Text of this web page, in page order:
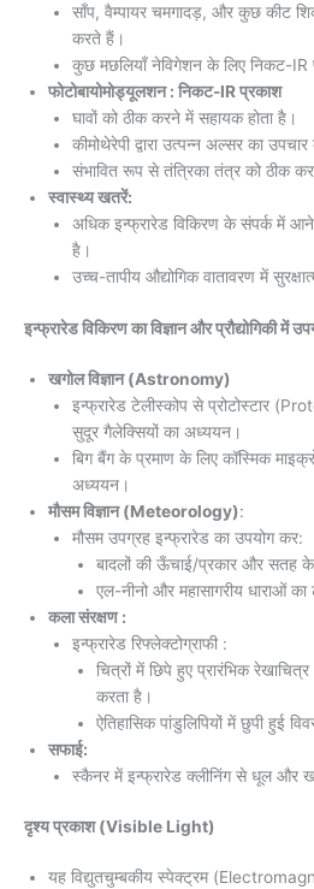
साँप, वैम्पायर चमगादड़, और कुछ कीट
करते हैं।
कुछ मछलियाँ नेविगेशन के लिए निकट-IR
फोटोबायोमोड्यूलशन : निकट-IR प्रकाश
घावों को ठीक करने में सहायक होता है।
कीमोथेरेपी द्वारा उत्पन्न अल्सर का
संभावित रूप से तंत्रिका तंत्र को ठीक
स्वास्थ्य खतरें:
अधिक इन्फ्रारेड विकिरण के संपर्क में
है।
उच्च-तापीय औद्योगिक वातावरण में
इन्फ्रारेड विकिरण का विज्ञान और प्रौद्योगिकी में
खगोल विज्ञान (Astronomy)
इन्फ्रारेड टेलीस्कोप से प्रोटोस्टार
सुदूर गैलेक्सियों का अध्ययन।
बिग बैंग के प्रमाण के लिए कॉस्मिक
अध्ययन।
मौसम विज्ञान (Meteorology):
मौसम उपग्रह इन्फ्रारेड का उपयोग कर:
बादलों की ऊँचाई/प्रकार और सतह के
एल-नीनो और महासागरीय धाराओं का
कला संरक्षण :
इन्फ्रारेड रिफ्लेक्टोग्राफी :
चित्रों में छिपे हुए प्रारंभिक
करता है।
ऐतिहासिक पांडुलिपियों में छुपी हुई
सफाई:
स्कैनर में इन्फ्रारेड क्लीनिंग से धूल और
दृश्य प्रकाश (Visible Light)
यह विद्युतचुम्बकीय स्पेक्ट्रम